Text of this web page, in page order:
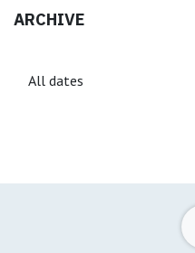
ARCHIVE